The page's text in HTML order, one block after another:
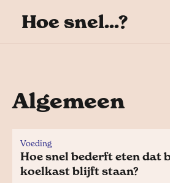
Hoe snel...?
Algemeen
Voeding
Hoe snel bederft eten dat
koelkast blijft staan?